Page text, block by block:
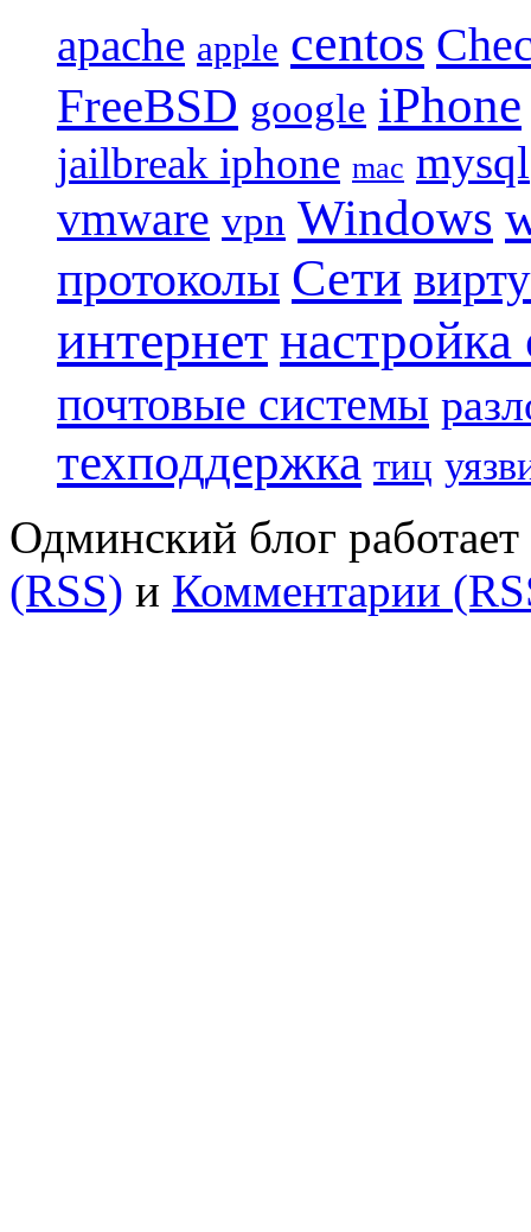
apache apple centos
FreeBSD google iPhone
jailbreak iphone mac mysql
vmware vpn Windows
протоколы Сети
интернет
почтовые системы
техподдержка тиц
Одминский блог
(RSS) и Комментарии